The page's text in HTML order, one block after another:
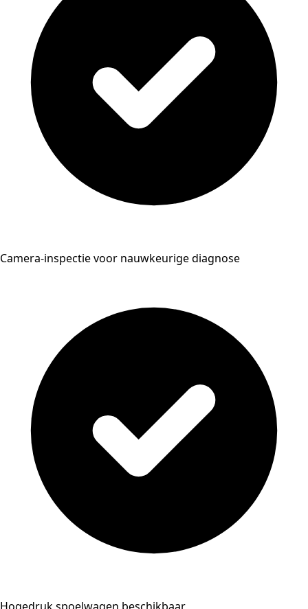
Camera-inspectie voor nauwkeurige diagnose
Hogedruk spoelwagen beschikbaar